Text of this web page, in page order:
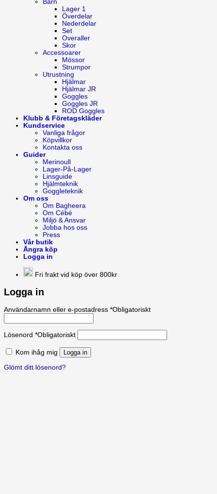
Barn
Lager 1
Överdelar
Nederdelar
Set
Overaller
Skor
Accessoarer
Mössor
Strumpor
Utrustning
Hjälmar
Hjälmar JR
Goggles
Goggles JR
ROD Goggles
Klubb & Företagskläder
Kundservice
Vanliga frågor
Köpvillkor
Kontakta oss
Guider
Merinoull
Lager-På-Lager
Linsguide
Hjälmteknik
Goggleteknik
Om oss
Om Bagheera
Om Cébé
Miljö & Ansvar
Jobba hos oss
Press
Vår butik
Ångra köp
Logga in
Fri frakt vid köp över 800kr
Logga in
Användarnamn eller e-postadress *Obligatoriskt
Lösenord *Obligatoriskt
Kom ihåg mig Logga in
Glömt ditt lösenord?